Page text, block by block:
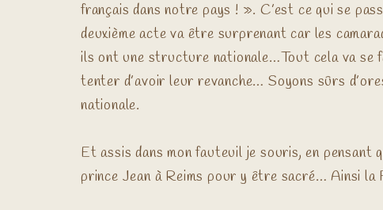
français dans notre pays ! ». C’est ce qui se
deuxième acte va être surprenant car les
ils ont une structure nationale…Tout cela va se
tenter d’avoir leur revanche… Soyons sûrs
nationale.
Et assis dans mon fauteuil je souris, en pensant
prince Jean à Reims pour y être sacré… Ainsi la